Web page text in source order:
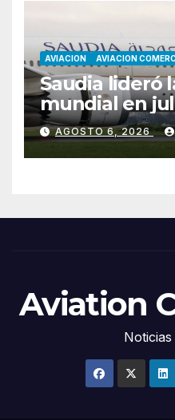
AVIACION AVIACION
Saudia lideró
mundial en
Cirium
AGOSTO 6, 2026
Aviation